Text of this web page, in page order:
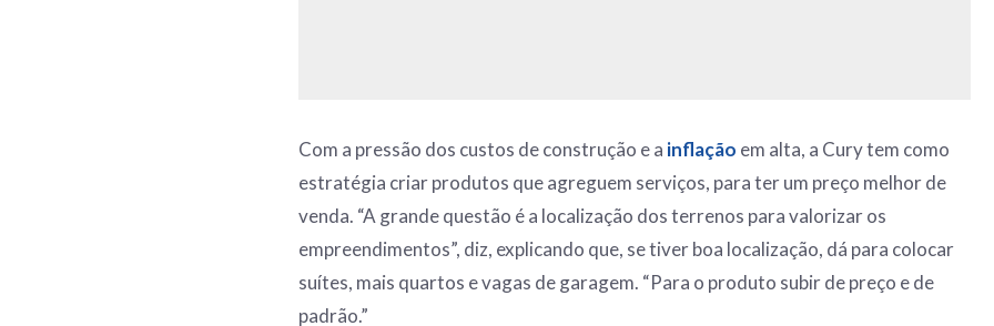
Com a pressão dos custos de construção e a inflação em alta, a Cury tem como
estratégia criar produtos que agreguem serviços, para ter um preço melhor de
venda. “A grande questão é a localização dos terrenos para valorizar os
empreendimentos”, diz, explicando que, se tiver boa localização, dá para colocar
suítes, mais quartos e vagas de garagem. “Para o produto subir de preço e de
padrão.”